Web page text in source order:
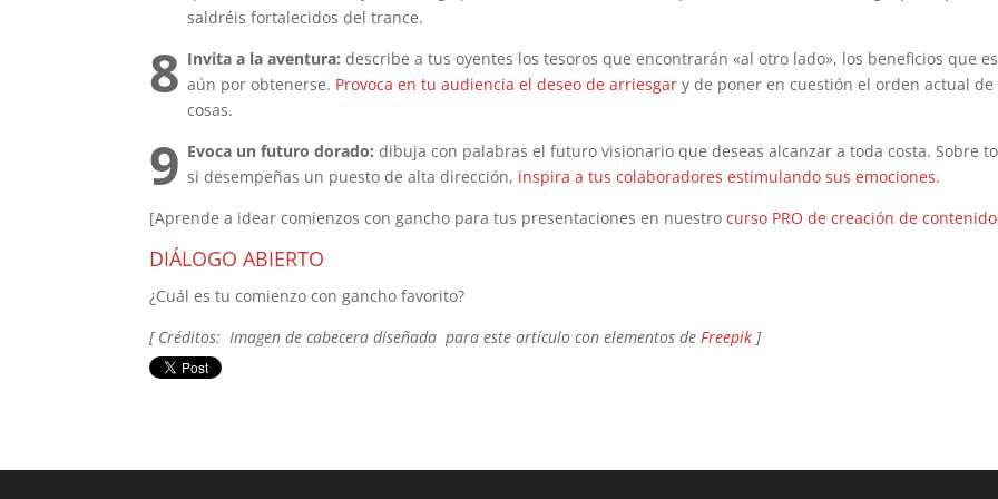
saldréis fortalecidos del trance.
8 Invita a la aventura:describe a tus oyentes los tesoros que encontrarán «al otro lado», los beneficios que
aún por obtenerse. Provoca en tu audiencia el deseo de arriesgar y de poner en cuestión el orden actual de
cosas.
9 Evoca un futuro dorado:dibuja con palabras el futuro visionario que deseas alcanzar a toda costa. Sobre
si desempeñas un puesto de alta dirección, inspira a tus colaboradores estimulando sus emociones.
[Aprende a idear comienzos con gancho para tus presentaciones en nuestrocurso PRO de creación de
DIÁLOGO ABIERTO
¿Cuál es tu comienzo con gancho favorito?
[ Créditos: Imagen de cabecera diseñada para este artículo con elementos de Freepik ]